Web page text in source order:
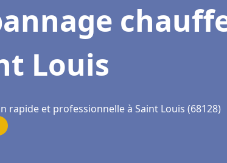
Louis
rapide et professionnelle à Saint Louis (68128)